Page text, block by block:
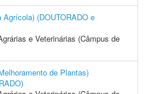
(DOUTORADO e
e Veterinárias (Câmpus de
de Plantas)